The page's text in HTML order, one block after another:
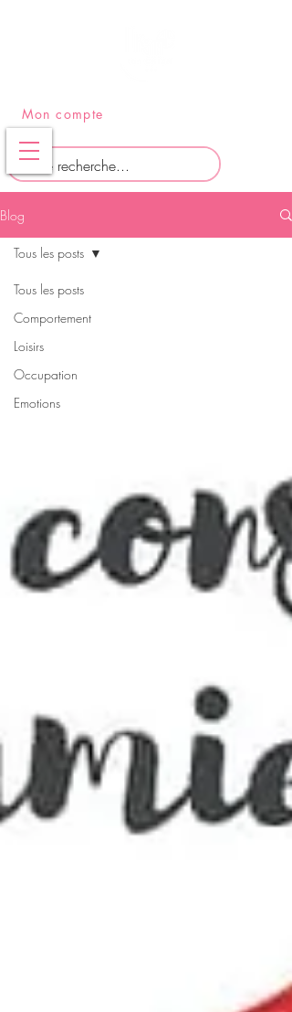
Mon compte
Blog
Tous les posts
Comportement
Loisirs
Occupation
Emotions
Tous les posts